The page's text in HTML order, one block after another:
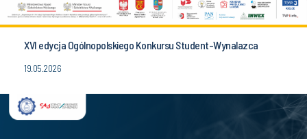
XVI edycja Ogólnopolskiego Konkursu Student-Wynalazca
19.05.2026